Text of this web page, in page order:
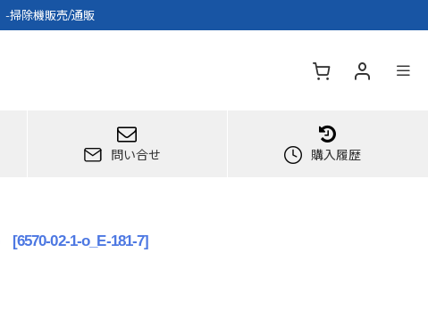
-掃除機販売/通販
問い合せ 購入履歴
[6570-02-1-o_E-181-7]